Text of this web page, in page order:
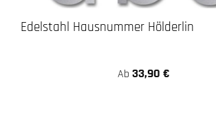
Edelstahl Hausnummer Hölderlin
Regulärer Preis:
Ab 33,90 €